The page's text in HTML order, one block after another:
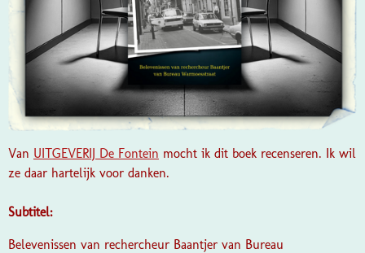
Van UITGEVERIJ De Fontein mocht ik dit boek recenseren. Ik wil
ze daar hartelijk voor danken.
Subtitel:
Belevenissen van rechercheur Baantjer van Bureau